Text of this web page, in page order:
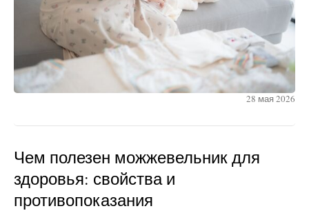
28 мая 2026
Чем полезен можжевельник для
здоровья: свойства и
противопоказания